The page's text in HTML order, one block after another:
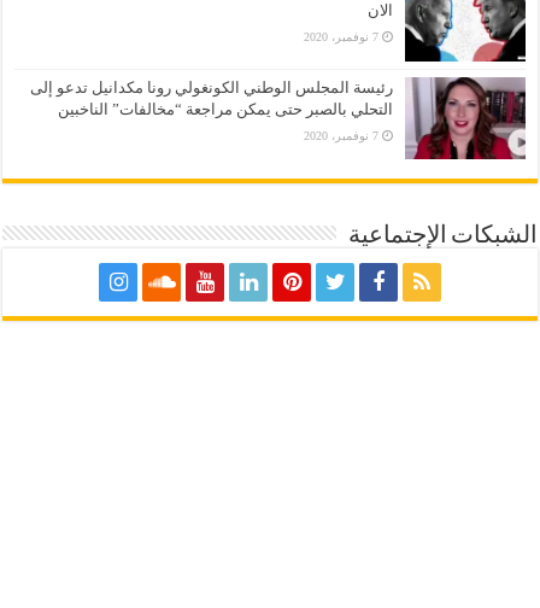
الان
7 نوفمبر، 2020
رئيسة المجلس الوطني الكونغولي رونا مكدانيل تدعو إلى
التحلي بالصبر حتى يمكن مراجعة “مخالفات” الناخبين
7 نوفمبر، 2020
الشبكات الإجتماعية